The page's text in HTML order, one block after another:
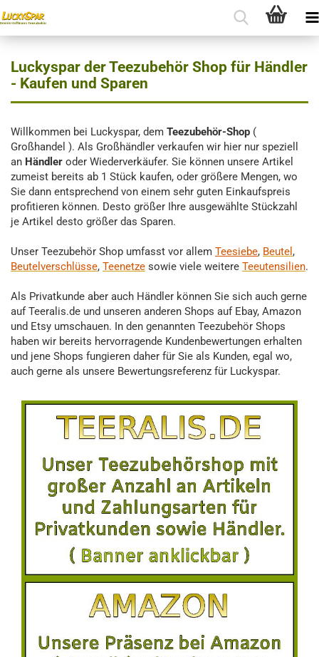
Luckyspar der Teezubehör Shop für Händler
- Kaufen und Sparen
Willkommen bei Luckyspar, dem Teezubehör-Shop (
Großhandel ). Als Großhändler verkaufen wir hier nur speziell
an Händler oder Wiederverkäufer. Sie können unsere Artikel
zumeist bereits ab 1 Stück kaufen, oder größere Mengen, wo
Sie dann entsprechend von einem sehr guten Einkaufspreis
profitieren können. Desto größer Ihre ausgewählte Stückzahl
je Artikel desto größer das Sparen.
Unser Teezubehör Shop umfasst vor allem Teesiebe, Beutel ,
Beutelverschlüsse, Teenetze sowie viele weitere Teeutensilien.
Als Privatkunde aber auch Händler können Sie sich auch gerne
auf Teeralis.de und unseren anderen Shops auf Ebay, Amazon
und Etsy umschauen. In den genannten Teezubehör Shops
haben wir bereits hervorragende Kundenbewertungen erhalten
und jene Shops fungieren daher für Sie als Kunden, egal wo,
auch gerne als unsere Bewertungsreferenz für Luckyspar.